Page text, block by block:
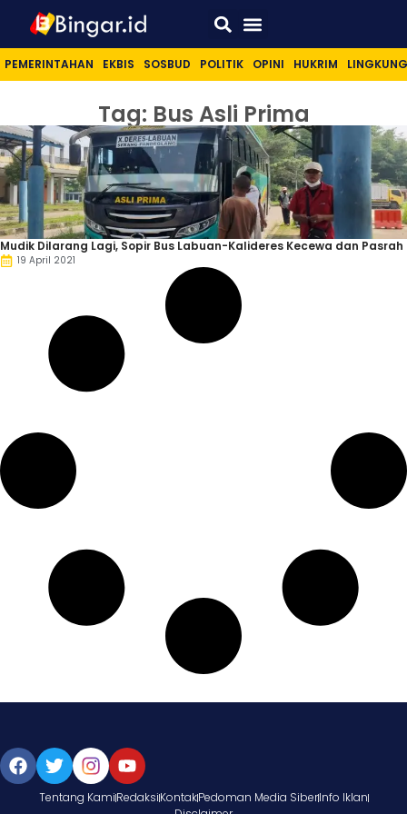
PEMERINTAHAN EKBIS SOSBUD POLITIK OPINI HUKRIM
Tag: Bus Asli Prima
Mudik Dilarang Lagi, Sopir Bus Labuan-Kalideres Kecewa dan Pasrah
19 April 2021
Tentang KamiRedaksiKontakPedoman Media SiberInfo Iklan